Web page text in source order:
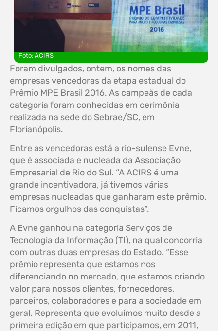
Foto: ACIRS
Foram divulgados, ontem, os nomes das
empresas vencedoras da etapa estadual do
Prêmio MPE Brasil 2016. As campeãs de cada
categoria foram conhecidas em cerimônia
realizada na sede do Sebrae/SC, em
Florianópolis.
Entre as vencedoras está a rio-sulense Evne,
que é associada e nucleada da Associação
Empresarial de Rio do Sul. “A ACIRS é uma
grande incentivadora, já tivemos várias
empresas nucleadas que ganharam este prêmio.
Ficamos orgulhos das conquistas”.
A Evne ganhou na categoria Serviços de
Tecnologia da Informação (TI), na qual concorria
com outras duas empresas do Estado. “Esse
prêmio representa que estamos nos
diferenciando no mercado, que estamos criando
valor para nossos clientes, fornecedores,
parceiros, colaboradores e para a sociedade em
geral. Representa que evoluímos muito desde a
primeira edição em que participamos, em 2011,